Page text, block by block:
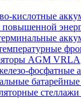
кислотные
AGM VRLA
фосфатные